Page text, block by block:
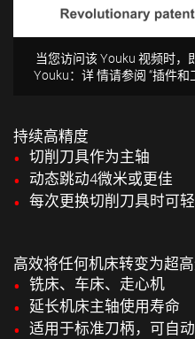
当您访问该 Youku 视频时
Youku：详 情请参阅 “插件和
持续高精度
切削刀具作为主轴
动态跳动4微米或更佳
每次更换切削刀具时可
高效将任何机床转变为超
铣床、车床、走心机
延长机床主轴使用寿命
适用于标准刀柄，可自